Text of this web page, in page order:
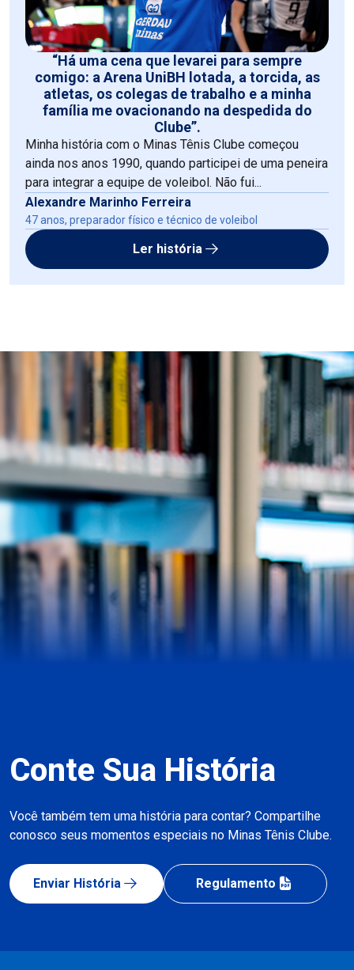
“Há uma cena que levarei para sempre
comigo: a Arena UniBH lotada, a torcida, as
atletas, os colegas de trabalho e a minha
família me ovacionando na despedida do
Clube”.
Minha história com o Minas Tênis Clube começou
ainda nos anos 1990, quando participei de uma peneira
para integrar a equipe de voleibol. Não fui...
Alexandre Marinho Ferreira
47 anos, preparador físico e técnico de voleibol
Ler história
Conte Sua História
Você também tem uma história para contar? Compartilhe
conosco seus momentos especiais no Minas Tênis Clube.
Enviar História Regulamento